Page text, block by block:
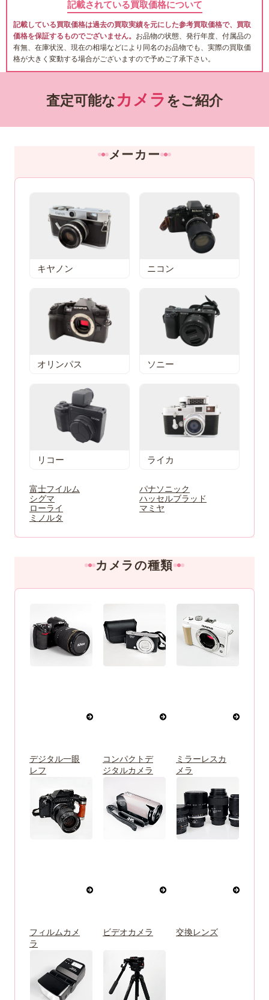
記載されている買取価格について
記載している買取価格は過去の買取実績を元にした参考買取価格で、買取
価格を保証するものでございません。 お品物の状態、発行年度、付属品の
有無、在庫状況、現在の相場などにより同名のお品物でも、実際の買取価
格が大きく変動する場合がございますので予めご了承下さい。
査定可能なカメラ をご紹介
メーカー
キヤノン ニコン
オリンパス ソニー
リコー ライカ
富士フイルム
パナソニック
シグマ
ハッセルブラッド
ローライ
マミヤ
ミノルタ
カメラの種類
デジタル一眼
レフ
コンパクトデ
ジタルカメラ
ミラーレスカ
メラ
フィルムカメ
ラ
ビデオカメラ 交換レンズ